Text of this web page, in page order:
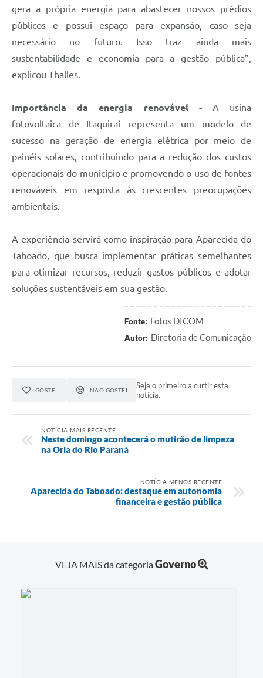
gera a própria energia para abastecer nossos prédios
públicos e possui espaço para expansão, caso seja
necessário no futuro. Isso traz ainda mais
sustentabilidade e economia para a gestão pública”,
explicou Thalles.
Importância da energia renovável - A usina
fotovoltaica de Itaquiraí representa um modelo de
sucesso na geração de energia elétrica por meio de
painéis solares, contribuindo para a redução dos custos
operacionais do município e promovendo o uso de fontes
renováveis em resposta às crescentes preocupações
ambientais.
A experiência servirá como inspiração para Aparecida do
Taboado, que busca implementar práticas semelhantes
para otimizar recursos, reduzir gastos públicos e adotar
soluções sustentáveis em sua gestão.
Fonte: Fotos DICOM
Autor: Diretoria de Comunicação
GOSTEI NÃO GOSTEI
Seja o primeiro a curtir esta
notícia.
NOTÍCIA MAIS RECENTE
Neste domingo acontecerá o mutirão de limpeza
na Orla do Rio Paraná
NOTÍCIA MENOS RECENTE
Aparecida do Taboado: destaque em autonomia
financeira e gestão pública
VEJA MAIS da categoriaGoverno